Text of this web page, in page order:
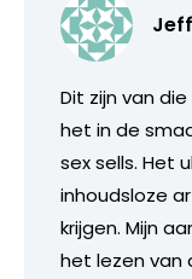
Dit zijn van
het in de
sex sells. Het
inhoudsloze
krijgen. Mijn
het lezen van